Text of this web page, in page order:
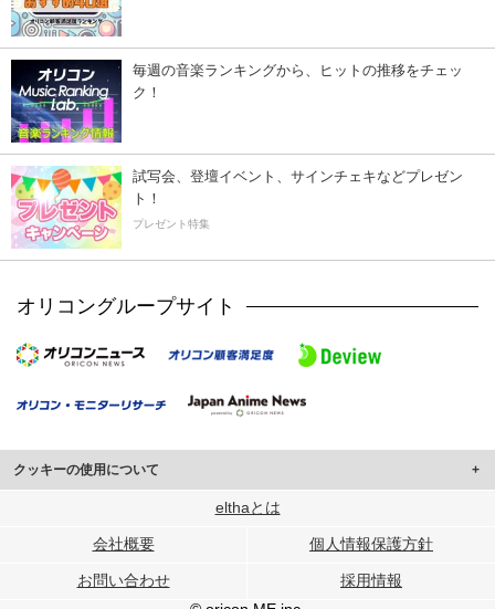
毎週の音楽ランキングから、ヒットの推移をチェッ
ク！
試写会、登壇イベント、サインチェキなどプレゼン
ト！
プレゼント特集
オリコングループサイト
クッキーの使用について
このサイトでは Cookie を使用して、ユーザーに合わせたコンテンツや広告の
行っています。
メディアや広告配信、データ解析の各パートナーに提供しています。
各パートナーは、この情報とユーザーが各パートナーに提供した他の情報や、
elthaとは
会社概要 個人情報保護方針
お問い合わせ
採用情報